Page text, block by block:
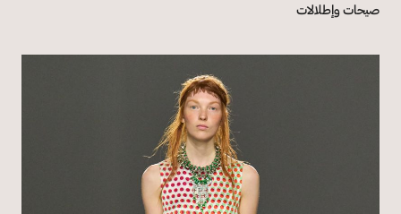
صيحات وإطلالات